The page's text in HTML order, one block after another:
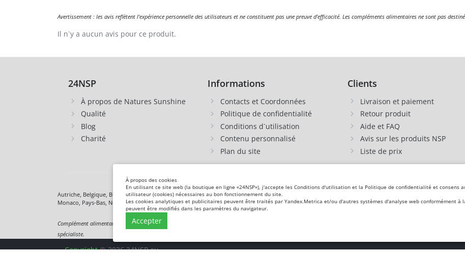
Avertissement : les avis reflètent l'expérience personnelle des utilisateurs et ne constituent pas une preuve d'efficacité. Les compléments alimentaires ne sont pas
Il n`y a aucun avis pour ce produit.
24NSP
À propos de Natures Sunshine
Qualité
Blog
Charité
Informations
Contacts et Coordonnées
Politique de confidentialité
Conditions d`utilisation
Contenu personnalisé
Plan du site
Clients
Livraison et paiement
Retour produit
Aide et FAQ
Avis sur les produits NSP
Liste de prix
Autriche, Belgique, Bulgarie, Royaume-Uni, Hongrie,Allemagne, Guernesey, Grèce, Danemark, Jersey, Irlande, Islande,
, Italie, Îles Canaries,
Monaco, Pays-Bas, Norvège,Pologne, République tchèque,Roumanie, Saint-Marin, Slovénie, Îles Féroé, Finlande, France, Croatie,Suède,Estonie.
Complément alimentaire. Ce n'est pas un médicament. Non destiné à diagnostiquer, traiter, guérir ou prévenir une maladie. Les informations de ce site sont fournies
spécialiste.
À propos des cookies
En utilisant ce site web (la boutique en ligne «24NSP»), j'accepte les Conditions d'utilisation et la Politique de confidentialité et consens
utilisateur (cookies) nécessaires au bon fonctionnement du site.
Les cookies analytiques et publicitaires peuvent être traités par Yandex.Metrica et/ou d'autres systèmes d'analyse web conformément
peuvent être modifiés dans les paramètres du navigateur.
Accepter
Copyright© 2026 24NSP.eu